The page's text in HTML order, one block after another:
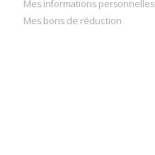
Mes informations personnelles
Mes bons de réduction